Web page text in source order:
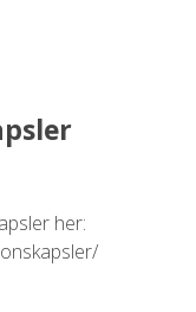
her: